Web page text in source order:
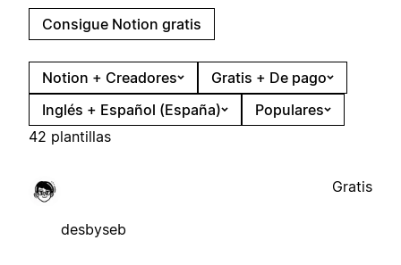
Consigue Notion gratis
Notion + Creadores
Gratis + De pago
Inglés + Español (España)
Populares
42 plantillas
desbyseb
Gratis